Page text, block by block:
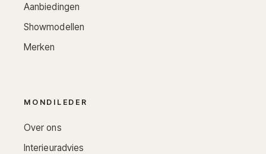
Aanbiedingen
Showmodellen
Merken
MONDILEDER
Over ons
Interieuradvies